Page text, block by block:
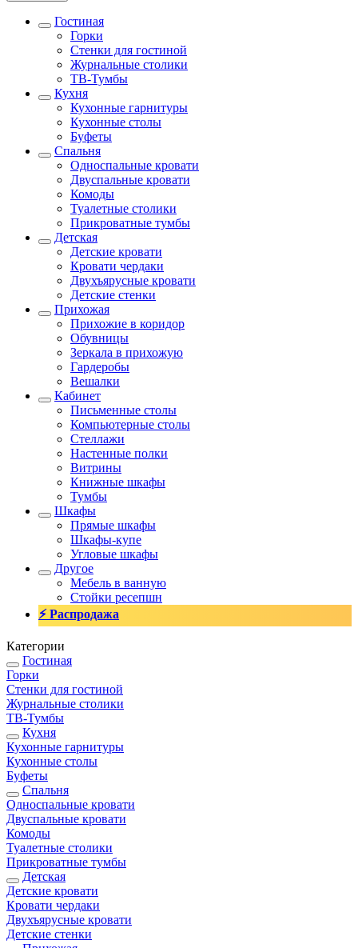
Гостиная
Горки
Стенки для гостиной
Журнальные столики
TВ-Тумбы
Кухня
Кухонные гарнитуры
Кухонные столы
Буфеты
Спальня
Односпальные кровати
Двуспальные кровати
Комоды
Туалетные столики
Прикроватные тумбы
Детская
Детские кровати
Кровати чердаки
Двухъярусные кровати
Детские стенки
Прихожая
Прихожие в коридор
Обувницы
Зеркала в прихожую
Гардеробы
Вешалки
Кабинет
Письменные столы
Компьютерные столы
Стеллажи
Настенные полки
Витрины
Книжные шкафы
Тумбы
Шкафы
Прямые шкафы
Шкафы-купе
Угловые шкафы
Другое
Мебель в ванную
Стойки ресепшн
⚡ Распродажа
Категории
Гостиная
Горки
Стенки для гостиной
Журнальные столики
TВ-Тумбы
Кухня
Кухонные гарнитуры
Кухонные столы
Буфеты
Спальня
Односпальные кровати
Двуспальные кровати
Комоды
Туалетные столики
Прикроватные тумбы
Детская
Детские кровати
Кровати чердаки
Двухъярусные кровати
Детские стенки